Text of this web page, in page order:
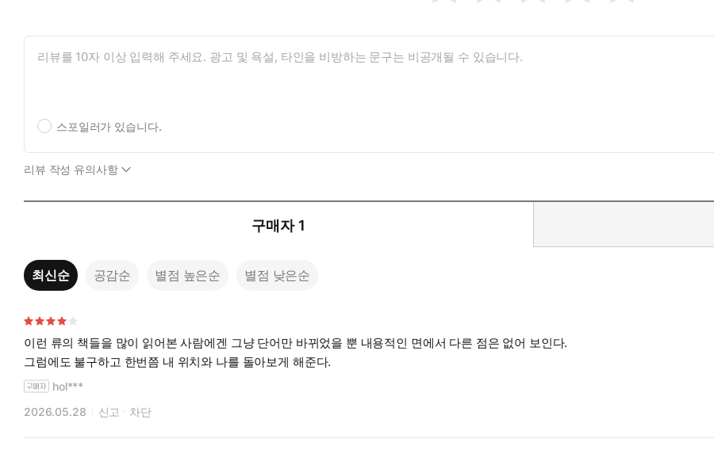
스포일러가 있습니다.
리뷰 작성 유의사항
구매자 1
최신순 공감순 별점 높은순 별점 낮은순
이런 류의 책들을 많이 읽어본 사람에겐 그냥 단어만 바뀌었을 뿐 내용적인 면에서 다른 점은 없어 보인다.
그럼에도 불구하고 한번쯤 내 위치와 나를 돌아보게 해준다.
hol***
2026.05.28
신고 차단